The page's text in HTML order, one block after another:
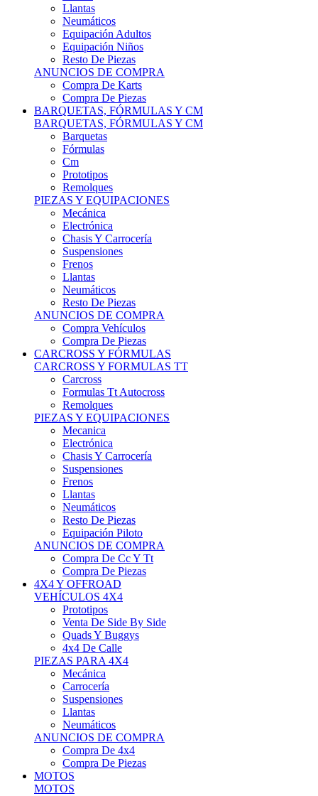
Neumáticos
Equipación Adultos
Equipación Niños
Resto De Piezas
ANUNCIOS DE COMPRA
Compra De Karts
Compra De Piezas
BARQUETAS, FÓRMULAS Y CM
BARQUETAS, FÓRMULAS Y CM
Barquetas
Fórmulas
Cm
Prototipos
Remolques
PIEZAS Y EQUIPACIONES
Mecánica
Electrónica
Chasis Y Carrocería
Suspensiones
Frenos
Llantas
Neumáticos
Resto De Piezas
ANUNCIOS DE COMPRA
Compra Vehículos
Compra De Piezas
CARCROSS Y FÓRMULAS
CARCROSS Y FORMULAS TT
Carcross
Formulas Tt Autocross
Remolques
PIEZAS Y EQUIPACIONES
Mecanica
Electrónica
Chasis Y Carrocería
Suspensiones
Frenos
Llantas
Neumáticos
Resto De Piezas
Equipación Piloto
ANUNCIOS DE COMPRA
Compra De Cc Y Tt
Compra De Piezas
4X4 Y OFFROAD
VEHÍCULOS 4X4
Prototipos
Venta De Side By Side
Quads Y Buggys
4x4 De Calle
PIEZAS PARA 4X4
Mecánica
Carrocería
Suspensiones
Llantas
Neumáticos
ANUNCIOS DE COMPRA
Compra De 4x4
Compra De Piezas
MOTOS
MOTOS
Motos De Circuito